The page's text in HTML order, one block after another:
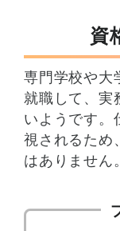
資
専門学校や大
就職して、実
いようです。
視されるため
はありません。